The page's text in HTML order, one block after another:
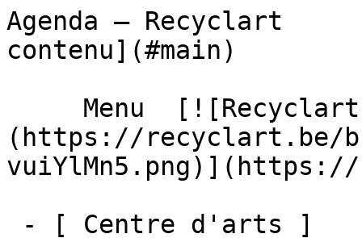
Agenda –
contenu](#main)
(https://recyclart.be/